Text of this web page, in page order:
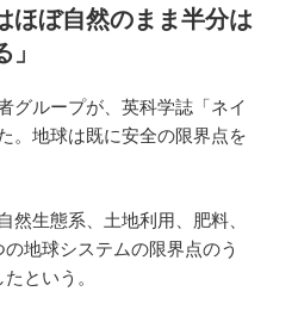
ほぼ自然のまま半分は
グループが、英科学誌「ネイ
。地球は既に安全の限界点を
然生態系、土地利用、肥料、
地球システムの限界点のう
という。